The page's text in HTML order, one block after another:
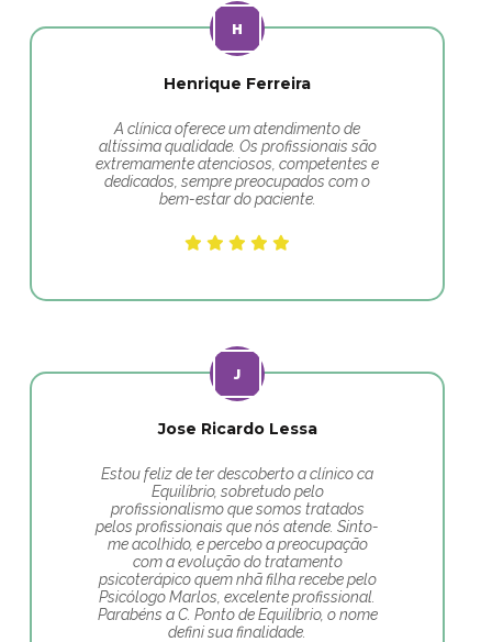
Henrique Ferreira
A clínica oferece um atendimento de
altíssima qualidade. Os profissionais são
extremamente atenciosos, competentes e
dedicados, sempre preocupados com o
bem-estar do paciente.
Jose Ricardo Lessa
Estou feliz de ter descoberto a clínico ca
Equilíbrio, sobretudo pelo
profissionalismo que somos tratados
pelos profissionais que nós atende. Sinto-
me acolhido, e percebo a preocupação
com a evolução do tratamento
psicoterápico quem nhã filha recebe pelo
Psicólogo Marlos, excelente profissional.
Parabéns a C. Ponto de Equilíbrio, o nome
defini sua finalidade.